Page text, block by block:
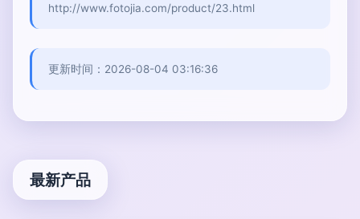
http://www.fotojia.com/product/23.html
更新时间：2026-08-04 03:16:36
最新产品